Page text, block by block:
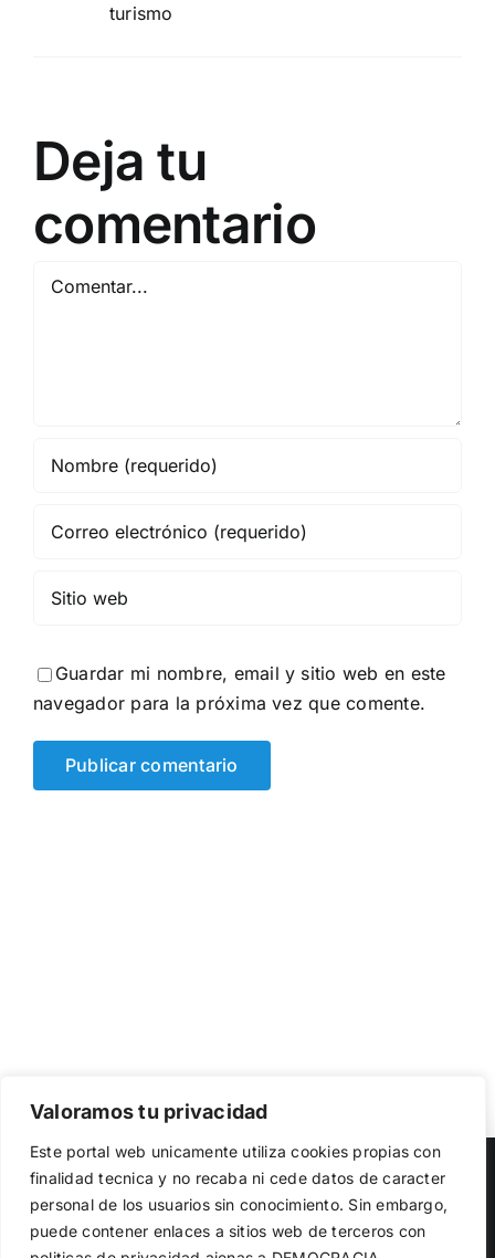
Valoramos tu privacidad
Este portal web unicamente utiliza cookies propias con
finalidad tecnica y no recaba ni cede datos de caracter
personal de los usuarios sin conocimiento. Sin embargo,
puede contener enlaces a sitios web de terceros con
turismo
Deja tu
comentario
Guardar mi nombre, email y sitio web en este
navegador para la próxima vez que comente.
Copyright 2023 | Democracia Nacional | All Rights Reserved
Facebook
TwitterInstagram
el funcionamiento de la web, medir su uso y mejorar
nuestros servicios. Puede aceptar todas las cookies,
rechazar las no necesarias o configurar sus preferencias.
Política de cookies